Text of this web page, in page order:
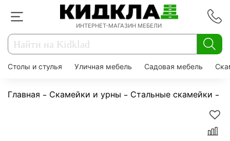
ИНТЕРНЕТ-МАГАЗИН МЕБЕЛИ
Столы и стулья Уличная мебель Садовая мебель
Главная Скамейки и урны Стальные скамейки